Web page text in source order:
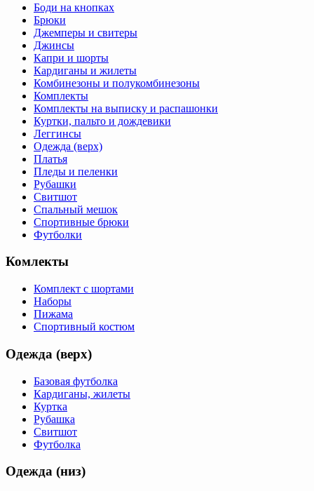
Боди на кнопках
Брюки
Джемперы и свитеры
Джинсы
Капри и шорты
Кардиганы и жилеты
Комбинезоны и полукомбинезоны
Комплекты
Комплекты на выписку и распашонки
Куртки, пальто и дождевики
Леггинсы
Одежда (верх)
Платья
Пледы и пеленки
Рубашки
Свитшот
Спальный мешок
Спортивные брюки
Футболки
Комлекты
Комплект с шортами
Наборы
Пижама
Спортивный костюм
Одежда (верх)
Базовая футболка
Кардиганы, жилеты
Куртка
Рубашка
Свитшот
Футболка
Одежда (низ)